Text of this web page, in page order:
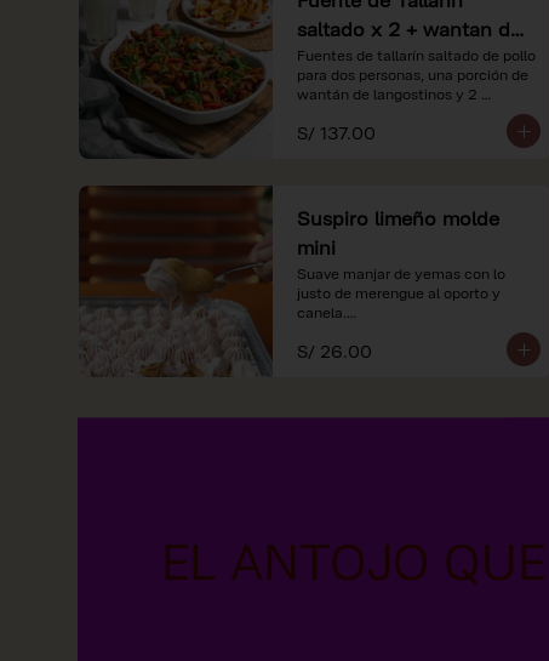
saltado x 2 + wantan de
langostinos + 2
limonadas
Fuentes de tallarín saltado de pollo
para dos personas, una porción de
wantán de langostinos y 2
S/ 137.00
Suspiro limeño molde
mini
Suave manjar de yemas con lo
justo de merengue al oporto y
canela.
*Nuestros precios están
S/ 26.00